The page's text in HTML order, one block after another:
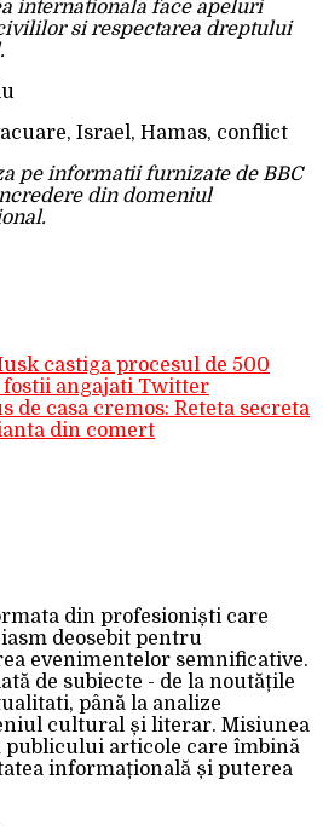
internationala face apeluri
si respectarea dreptului
Israel, Hamas, conflict
pe informatii furnizate de BBC
din domeniul
castiga procesul de 500
angajati Twitter
de casa cremos: Reteta secreta
din comert
din profesioniști care
deosebit pentru
evenimentelor semnificative.
de subiecte - de la noutățile
până la analize
cultural și literar. Misiunea
publicului articole care îmbină
informațională și puterea